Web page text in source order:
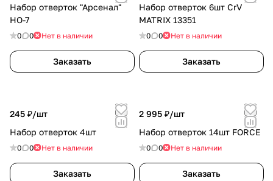
Набор отверток "Арсенал"
НО-7
0 0 Нет в наличии
Заказать
Набор отверток 6шт CrV
MATRIX 13351
0 0 Нет в наличии
Заказать
245 ₽/шт
Набор отверток 4шт
0 0 Нет в наличии
Заказать
2 995 ₽/шт
Набор отверток 14шт FORCE
0 0 Нет в наличии
Заказать